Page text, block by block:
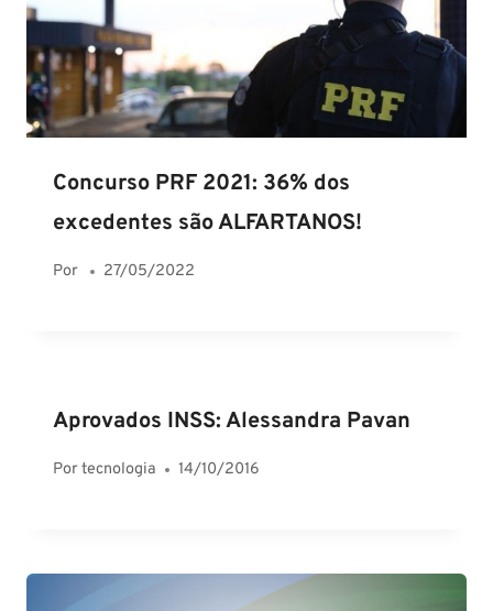
Concurso PRF 2021: 36% dos
excedentes são ALFARTANOS!
Por 27/05/2022
Aprovados INSS: Alessandra Pavan
Portecnologia 14/10/2016